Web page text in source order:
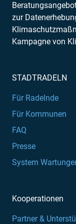
zur
Kampagne von
STADTRADELN
Für Radelnde
Für Kommunen
FAQ
Presse
System
Kooperationen
Partner &